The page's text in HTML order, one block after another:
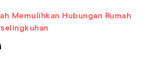
Memulihkan Hubungan Rumah